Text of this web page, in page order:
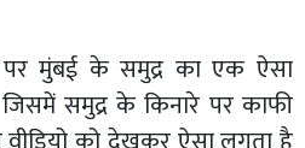
पर मुंबई के समुद्र का एक ऐसा
जिसमें समुद्र के किनारे पर काफी